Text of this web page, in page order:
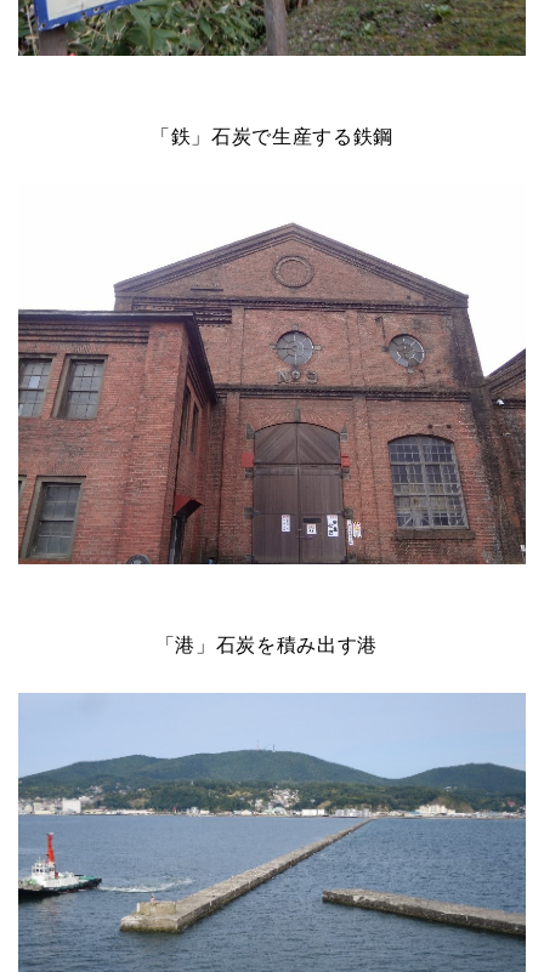
「鉄」石炭で生産する鉄鋼
「港」石炭を積み出す港